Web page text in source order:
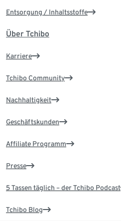
Entsorgung / Inhaltsstoffe
Über Tchibo
Karriere
Tchibo Community
Nachhaltigkeit
Geschäftskunden
Affiliate Programm
Presse
5 Tassen täglich – der Tchibo Podcast
Tchibo Blog